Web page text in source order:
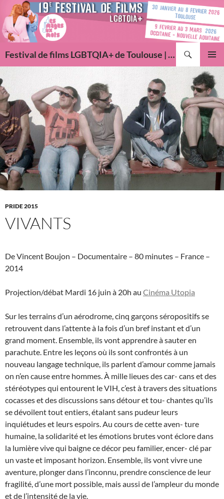
Aller
au
contenu
Festival de films LGBTQIA+ de Toulouse | Des Images Aux Mots
MENU
PRIDE 2015
VIVANTS
De Vincent Boujon – Documentaire – 80 minutes – France –
2014
Projection/débat Mardi 16 juin à 20h au Cinéma Utopia
Sur les terrains d’un aérodrome, cinq garçons séropositifs se
retrouvent dans l’attente à la fois d’un bref instant et d’un
grand moment. Ensemble, ils vont apprendre à sauter en
parachute. Entre les leçons où ils sont confrontés à un
nouveau langage technique, ils parlent d’amour comme jamais
on n’en cause entre hommes. À mille lieues des car- cans et des
stéréotypes qui entourent le VIH, c’est à travers des situations
cocasses et des discussions sans détour et tou- chantes qu’ils
se dévoilent tout entiers, étalant sans pudeur leurs
inquiétudes et leurs espoirs. Au cours de cette aven- ture
humaine, la solidarité et les émotions brutes vont éclore dans
la lumière vive qui baigne ce décor peu familier, encer- clé par
un vaste et imposant horizon. Ensemble, ils vont vivre une
aventure, plonger dans l’inconnu, prendre conscience de leur
fragilité, d’une mort possible, mais aussi de l’ampleur du monde
et de l’intensité de la vie.